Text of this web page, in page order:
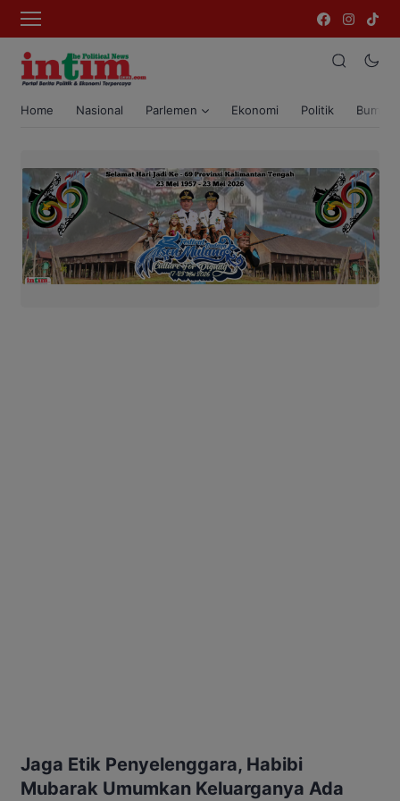
Home Nasional Parlemen Ekonomi Politik Bumi
Jaga Etik Penyelenggara, Habibi
Mubarak Umumkan Keluarganya Ada